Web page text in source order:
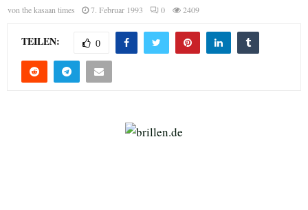
vonthe kasaan times 7. Februar 1993 0 2409
TEILEN: 0